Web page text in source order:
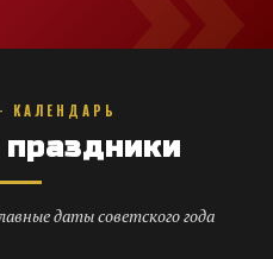
КАЛЕНДАРЬ
праздники
даты советского года